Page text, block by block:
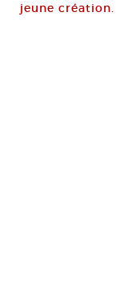
jeune création.